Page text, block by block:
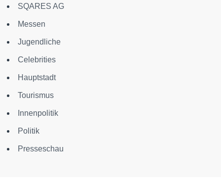
SQARES AG
Messen
Jugendliche
Celebrities
Hauptstadt
Tourismus
Innenpolitik
Politik
Presseschau